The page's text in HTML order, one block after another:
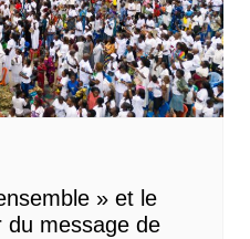
» et le
message de